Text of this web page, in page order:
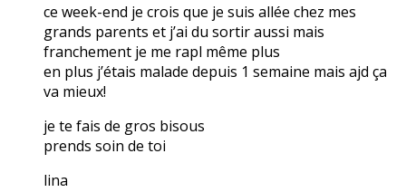
ce week-end je crois que je suis allée chez mes
grands parents et j’ai du sortir aussi mais
franchement je me rapl même plus
en plus j’étais malade depuis 1 semaine mais ajd ça
va mieux!
je te fais de gros bisous
prends soin de toi
lina